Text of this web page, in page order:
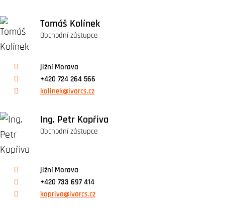
Tomáš Kolínek
Obchodní zástupce
jižní Morava
+420 724 264 566
kolinek@ivarcs.cz
Ing. Petr Kopřiva
Obchodní zástupce
jižní Morava
+420 733 697 414
kopriva@ivarcs.cz